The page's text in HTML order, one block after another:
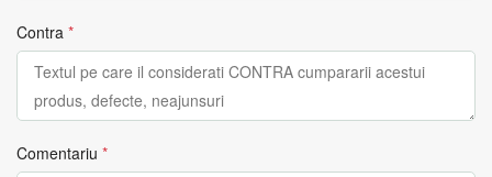
Contra *
Comentariu *